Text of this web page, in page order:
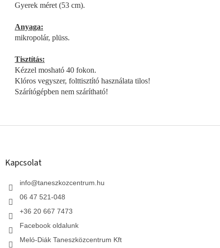
Gyerek méret (53 cm).
Anyaga:
mikropolár, plüss.
Tisztítás:
Kézzel mosható 40 fokon.
Klóros vegyszer, folttisztító használata tilos!
Szárítógépben nem szárítható!
L
Kapcsolat
info@taneszkozcentrum.hu
06 47 521-048
+36 20 667 7473
Facebook oldalunk
Meló-Diák Taneszközcentrum Kft